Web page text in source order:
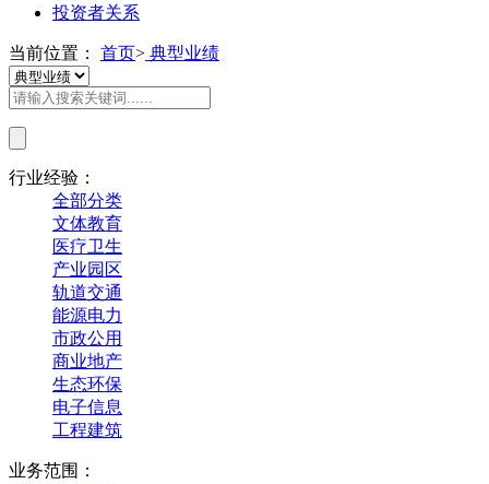
投资者关系
当前位置： 首页> 典型业绩
行业经验：
全部分类
文体教育
医疗卫生
产业园区
轨道交通
能源电力
市政公用
商业地产
生态环保
电子信息
工程建筑
业务范围：